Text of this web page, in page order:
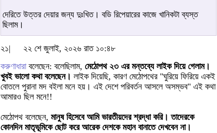
দেরিতে উত্তর দেয়ার জন্য দুঃখিত। বডি রিপেয়ারের কাজে খানিকটা ব্যস্ত
ছিলাম।
২১|
২২ শে জুলাই, ২০২৬ রাত ১০:৪৮
করুণাধারাবলেছেন: বলেছিলাম, মেঠোপথ ২৩ এর মন্তব্যে লাইক দিয়ে গেলাম।
খুবই ভালো কথা বলেছেন। লাইক দিয়েছি, কারণ মেঠোপথের "ঘুরিয়ে ফিরিয়ে একই
বোতলে পুরানা মদ বইলা মনে হয়। এই দেশে পরিবর্তন আসলে অসম্ভব" এই কথা
আমারও ছিল মনে!!
মেঠোপথ বলেছেন, মানুষ হিসেবে আমি ভারতীয়দের শ্রদ্ধা করি। তাদেরকে
কোনদিন মাতৃভূমিকে ছোট করে আরেক দেশকে মহান বানাতে দেখবেন না।